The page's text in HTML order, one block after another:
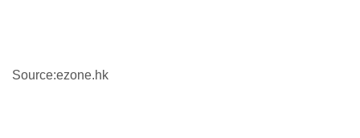
Source:ezone.hk